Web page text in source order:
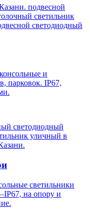
подвесной
светильник
светодиодный
и
парковок. IP67,
светодиодный
уличный в
.
светильники
на опору и